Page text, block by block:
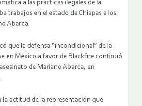
a las prácticas ilegales de la
trabajos en el estado de Chiapas a los
Abarca.
que la defensa “incondicional” de la
en México a favor de Blackfire continuó
de Mariano Abarca, en
la actitud de la representación que